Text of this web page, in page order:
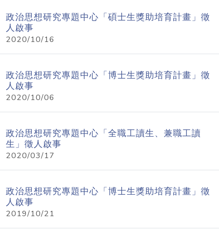
政治思想研究專題中心「碩士生獎助培育計畫」徵
人啟事
2020/10/16
政治思想研究專題中心「博士生獎助培育計畫」徵
人啟事
2020/10/06
政治思想研究專題中心「全職工讀生、兼職工讀
生」徵人啟事
2020/03/17
政治思想研究專題中心「博士生獎助培育計畫」徵
人啟事
2019/10/21